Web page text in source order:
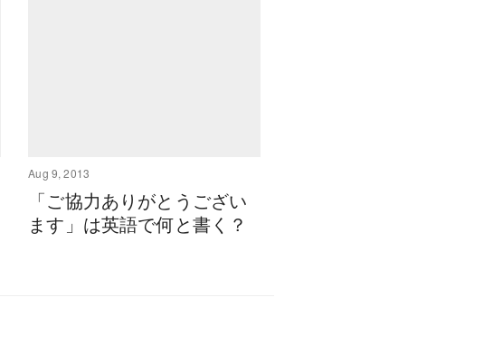
Aug 9, 2013
「ご協力ありがとうござい
ます」は英語で何と書く？